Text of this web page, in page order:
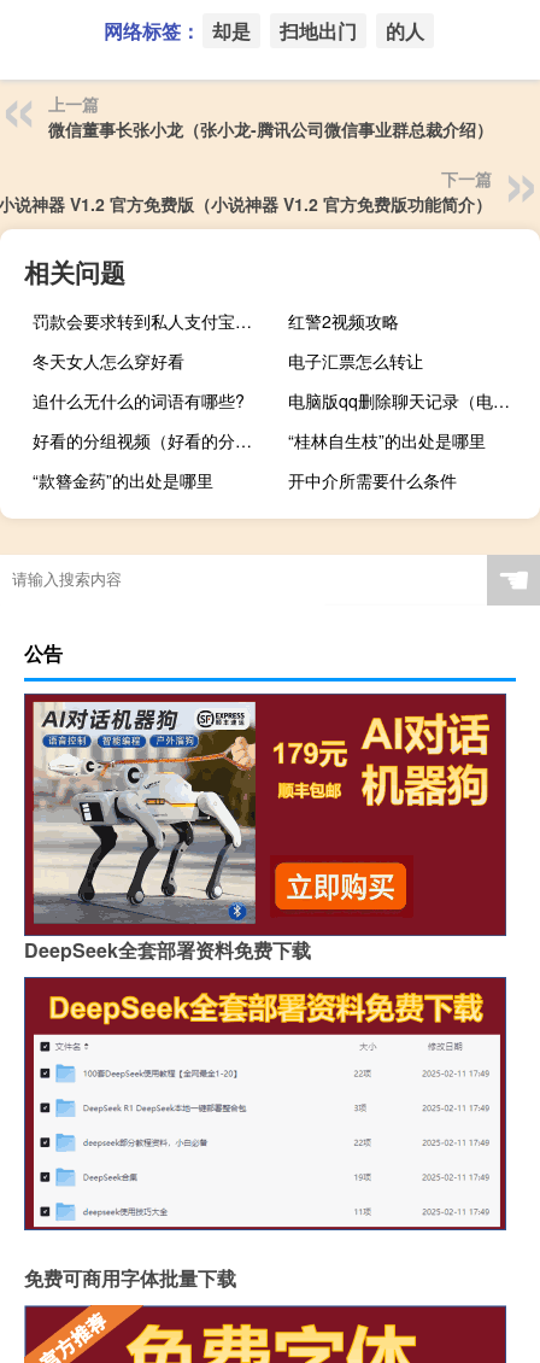
网络标签： 却是 扫地出门 的人
上一篇
微信董事长张小龙（张小龙-腾讯公司微信事业群总裁介绍）
下一篇
说神器 V1.2 官方免费版（小说神器 V1.2 官方免费版功能简介）
相关问题
罚款会要求转到私人支付宝账号吗（罚款会计分录）
红警2视频攻略
冬天女人怎么穿好看
电子汇票怎么转让
追什么无什么的词语有哪些?
电脑版qq删除聊天记录（电脑删除qq聊天记录）
好看的分组视频（好看的分组）
“桂林自生枝”的出处是哪里
“款簪金药”的出处是哪里
开中介所需要什么条件
☚
公告
DeepSeek全套部署资料免费下载
免费可商用字体批量下载